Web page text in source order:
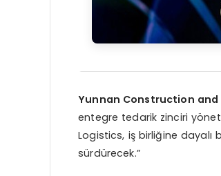
Yunnan Construction and
entegre tedarik zinciri
Logistics, iş birliğine dayalı
sürdürecek.”